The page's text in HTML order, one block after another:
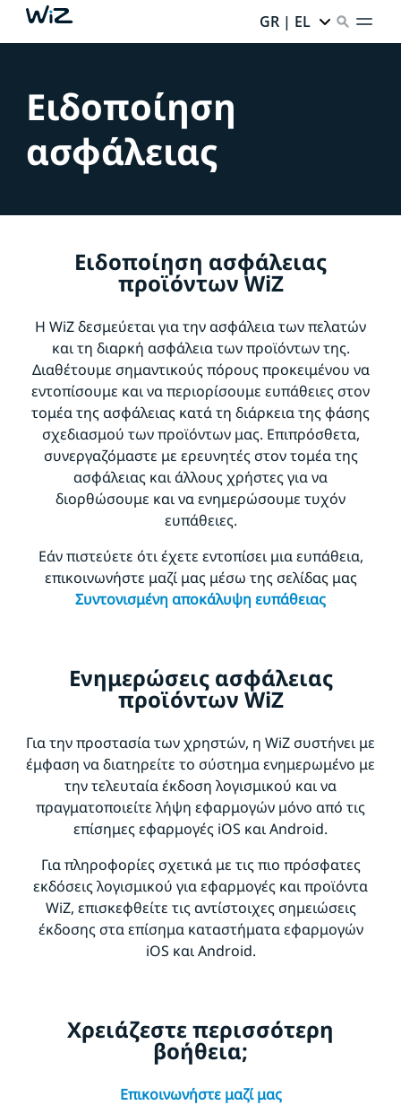
GR | EL
Ειδοποίηση
ασφάλειας
Ειδοποίηση ασφάλειας
προϊόντων WiZ
Η WiZ δεσμεύεται για την ασφάλεια των πελατών
και τη διαρκή ασφάλεια των προϊόντων της.
Διαθέτουμε σημαντικούς πόρους προκειμένου να
εντοπίσουμε και να περιορίσουμε ευπάθειες στον
τομέα της ασφάλειας κατά τη διάρκεια της φάσης
σχεδιασμού των προϊόντων μας. Επιπρόσθετα,
συνεργαζόμαστε με ερευνητές στον τομέα της
ασφάλειας και άλλους χρήστες για να
διορθώσουμε και να ενημερώσουμε τυχόν
ευπάθειες.
Εάν πιστεύετε ότι έχετε εντοπίσει μια ευπάθεια,
επικοινωνήστε μαζί μας μέσω της σελίδας μας
Συντονισμένη αποκάλυψη ευπάθειας
Ενημερώσεις ασφάλειας
προϊόντων WiZ
Για την προστασία των χρηστών, η WiZ συστήνει με
έμφαση να διατηρείτε το σύστημα ενημερωμένο με
την τελευταία έκδοση λογισμικού και να
πραγματοποιείτε λήψη εφαρμογών μόνο από τις
επίσημες εφαρμογές iOS και Android.
Για πληροφορίες σχετικά με τις πιο πρόσφατες
εκδόσεις λογισμικού για εφαρμογές και προϊόντα
WiZ, επισκεφθείτε τις αντίστοιχες σημειώσεις
έκδοσης στα επίσημα καταστήματα εφαρμογών
iOS και Android.
Χρειάζεστε περισσότερη
βοήθεια;
Επικοινωνήστε μαζί μας